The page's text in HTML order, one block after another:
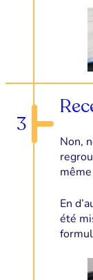
3
Non,
En
été